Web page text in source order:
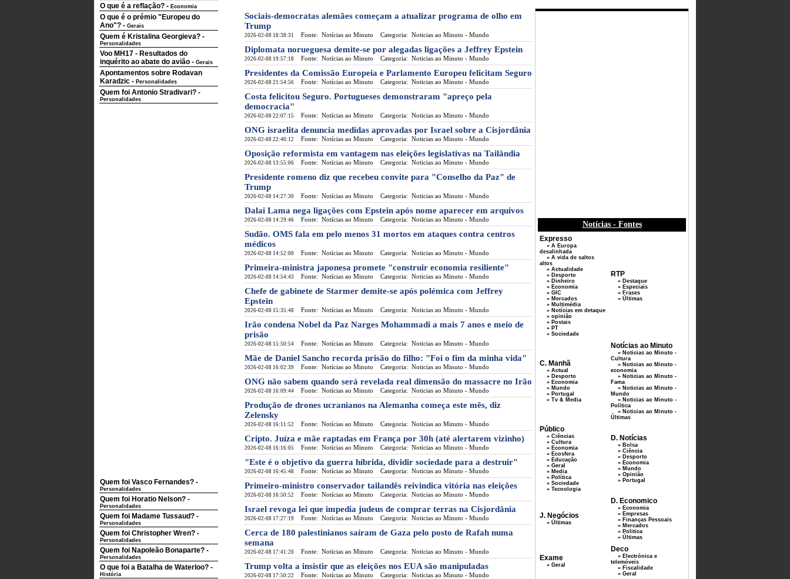
O que é a reflação? - Economia
O que é o prémio "Europeu do
Ano"? - Gerais
Quem é Kristalina Georgieva? -
Personalidades
Voo MH17 - Resultados do
inquérito ao abate do avião - Gerais
Apontamentos sobre Rodavan
Karadzic - Personalidades
Quem foi Antonio Stradivari? -
Personalidades
Quem foi Vasco Fernandes? -
Personalidades
Quem foi Horatio Nelson? -
Personalidades
Quem foi Madame Tussaud? -
Personalidades
Quem foi Christopher Wren? -
Personalidades
Quem foi Napoleão Bonaparte? -
Personalidades
O que foi a Batalha de Waterloo? -
História
Sociais-democratas alemães começam a atualizar programa de olho em
Trump
2026-02-08 18:38:31 Fonte: Notícias ao Minuto Categoria: Noticias ao Minuto - Mundo
Diplomata norueguesa demite-se por alegadas ligações a Jeffrey Epstein
2026-02-08 19:57:18 Fonte: Notícias ao Minuto Categoria: Noticias ao Minuto - Mundo
Presidentes da Comissão Europeia e Parlamento Europeu felicitam Seguro
2026-02-08 21:54:56 Fonte: Notícias ao Minuto Categoria: Noticias ao Minuto - Mundo
Costa felicitou Seguro. Portugueses demonstraram "apreço pela
democracia"
2026-02-08 22:07:15 Fonte: Notícias ao Minuto Categoria: Noticias ao Minuto - Mundo
ONG israelita denuncia medidas aprovadas por Israel sobre a Cisjordânia
2026-02-08 22:46:12 Fonte: Notícias ao Minuto Categoria: Noticias ao Minuto - Mundo
Oposição reformista em vantagem nas eleições legislativas na Tailândia
2026-02-08 13:55:06 Fonte: Notícias ao Minuto Categoria: Noticias ao Minuto - Mundo
Presidente romeno diz que recebeu convite para "Conselho da Paz" de
Trump
2026-02-08 14:27:30 Fonte: Notícias ao Minuto Categoria: Noticias ao Minuto - Mundo
Dalai Lama nega ligações com Epstein após nome aparecer em arquivos
2026-02-08 14:29:46 Fonte: Notícias ao Minuto Categoria: Noticias ao Minuto - Mundo
Sudão. OMS fala em pelo menos 31 mortos em ataques contra centros
médicos
2026-02-08 14:52:00 Fonte: Notícias ao Minuto Categoria: Noticias ao Minuto - Mundo
Primeira-ministra japonesa promete "construir economia resiliente"
2026-02-08 14:54:43 Fonte: Notícias ao Minuto Categoria: Noticias ao Minuto - Mundo
Chefe de gabinete de Starmer demite-se após polémica com Jeffrey
Epstein
2026-02-08 15:35:48 Fonte: Notícias ao Minuto Categoria: Noticias ao Minuto - Mundo
Irão condena Nobel da Paz Narges Mohammadi a mais 7 anos e meio de
prisão
2026-02-08 15:50:54 Fonte: Notícias ao Minuto Categoria: Noticias ao Minuto - Mundo
Mãe de Daniel Sancho recorda prisão do filho: "Foi o fim da minha vida"
2026-02-08 16:02:39 Fonte: Notícias ao Minuto Categoria: Noticias ao Minuto - Mundo
ONG não sabem quando será revelada real dimensão do massacre no Irão
2026-02-08 16:09:44 Fonte: Notícias ao Minuto Categoria: Noticias ao Minuto - Mundo
Produção de drones ucranianos na Alemanha começa este mês, diz
Zelensky
2026-02-08 16:11:52 Fonte: Notícias ao Minuto Categoria: Noticias ao Minuto - Mundo
Cripto. Juíza e mãe raptadas em França por 30h (até alertarem vizinho)
2026-02-08 16:16:05 Fonte: Notícias ao Minuto Categoria: Noticias ao Minuto - Mundo
"Este é o objetivo da guerra híbrida, dividir sociedade para a destruir"
2026-02-08 16:45:48 Fonte: Notícias ao Minuto Categoria: Noticias ao Minuto - Mundo
Primeiro-ministro conservador tailandês reivindica vitória nas eleições
2026-02-08 16:50:52 Fonte: Notícias ao Minuto Categoria: Noticias ao Minuto - Mundo
Israel revoga lei que impedia judeus de comprar terras na Cisjordânia
2026-02-08 17:27:19 Fonte: Notícias ao Minuto Categoria: Noticias ao Minuto - Mundo
Cerca de 180 palestinianos saíram de Gaza pelo posto de Rafah numa
semana
2026-02-08 17:41:20 Fonte: Notícias ao Minuto Categoria: Noticias ao Minuto - Mundo
Trump volta a insistir que as eleições nos EUA são manipuladas
2026-02-08 17:50:22 Fonte: Notícias ao Minuto Categoria: Noticias ao Minuto - Mundo
Notícias - Fontes
Expresso
» A Europa
desalinhada
» A vida de saltos
altos
» Actualidade
» Desporto
» Dinheiro
» Economia
» GIC
» Mercados
» Multimédia
» Notícias em detaque
» opinião
» Postais
» PT
» Sociedade
RTP
» Destaque
» Especiais
» Frases
» Últimas
C. Manhã
» Actual
» Desporto
» Economia
» Mundo
» Portugal
» Tv & Media
Notícias ao Minuto
» Noticias ao Minuto -
Cultura
» Noticias ao Minuto -
economia
» Noticias ao Minuto -
Fama
» Noticias ao Minuto -
Mundo
» Noticias ao Minuto -
Política
» Noticias ao Minuto -
Últimas
Público
» Ciências
» Cultura
» Economia
» Ecosfera
» Educação
» Geral
» Media
» Política
» Sociedade
» Tecnologia
D. Notícias
» Bolsa
» Ciência
» Desporto
» Economia
» Mundo
» Opinião
» Portugal
J. Negócios
» Últimas
D. Economico
» Economia
» Empresas
» Finanças Pessoais
» Mercados
» Politica
» Últimas
Exame
» Geral
Deco
» Electrónica e
telemóveis
» Fiscalidade
» Geral